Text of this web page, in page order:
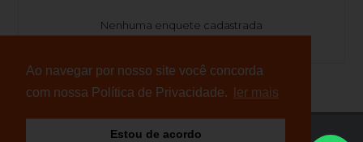
Ao navegar por nosso site você concorda
com nossa Política de Privacidade.
ler mais
Estou de acordo
Nenhuma enquete cadastrada